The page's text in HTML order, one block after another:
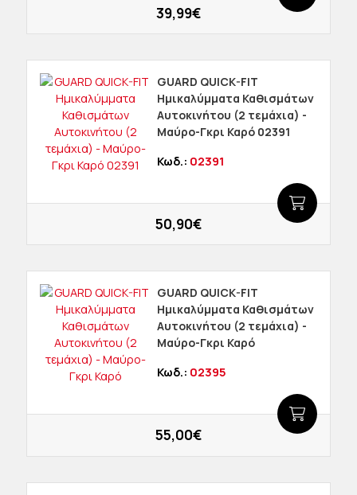
39,99€
GUARD QUICK-FIT
Ημικαλύμματα Καθισμάτων
Αυτοκινήτου (2 τεμάχια) -
Μαύρο-Γκρι Καρό 02391
Κωδ.: 02391
50,90€
GUARD QUICK-FIT
Ημικαλύμματα Καθισμάτων
Αυτοκινήτου (2 τεμάχια) -
Μαύρο-Γκρι Καρό
Κωδ.: 02395
55,00€